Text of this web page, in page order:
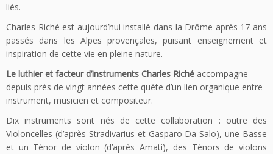
liés.
Charles Riché est aujourd’hui installé dans la Drôme après 17 ans
passés dans les Alpes provençales, puisant enseignement et
inspiration de cette vie en pleine nature.
Le luthier et facteur d’instruments Charles Riché accompagne
depuis près de vingt années cette quête d’un lien organique entre
instrument, musicien et compositeur.
Dix instruments sont nés de cette collaboration : outre des
Violoncelles (d’après Stradivarius et Gasparo Da Salo), une Basse
et un Ténor de violon (d’après Amati), des Ténors de violons